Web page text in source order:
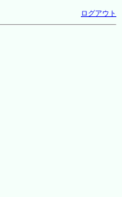
ログアウト